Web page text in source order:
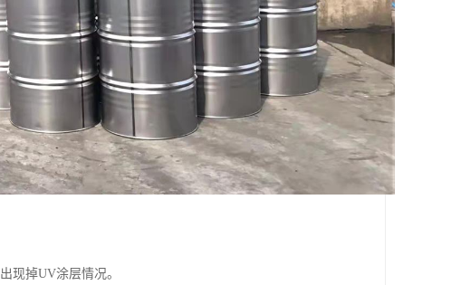
现掉UV涂层情况。